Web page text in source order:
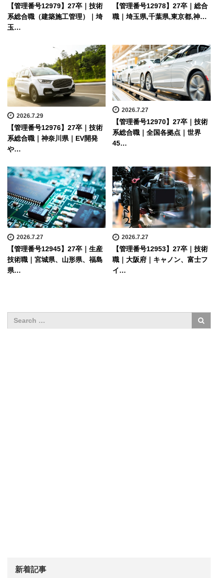
【管理番号12979】27卒｜技術
系総合職（建築施工管理）｜埼
玉…
【管理番号12978】27卒｜総合
職｜埼玉県,千葉県,東京都,神…
2026.7.29
【管理番号12976】27卒｜技術
系総合職｜神奈川県｜EV開発
や…
2026.7.27
【管理番号12970】27卒｜技術
系総合職｜全国各拠点｜世界
45…
2026.7.27
【管理番号12945】27卒｜生産
技術職｜宮城県、山形県、福島
県…
2026.7.27
【管理番号12953】27卒｜技術
職｜大阪府｜キャノン、富士フ
イ…
新着記事